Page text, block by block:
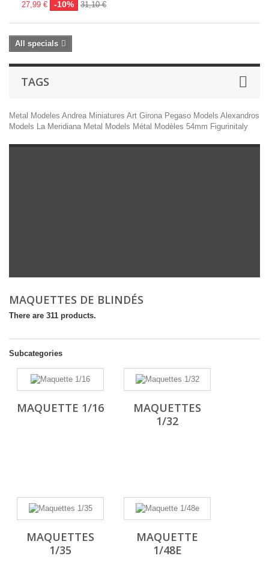
27,99 € -10% 31,10 €
All specials
TAGS
Metal Modeles Andrea Miniatures Art Girona Pegaso Models Alexandros
Models La Meridiana Metal Models Métal Modèles 54mm Figurinitaly
MAQUETTES DE BLINDÉS
There are 311 products.
Subcategories
MAQUETTE 1/16
MAQUETTES
1/32
MAQUETTES
1/35
MAQUETTE
1/48E